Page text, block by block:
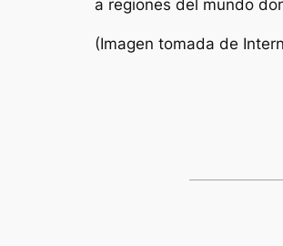
a regiones del mundo
(Imagen tomada de